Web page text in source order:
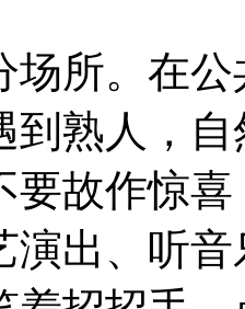
场所。在
到熟人，
要故作惊
演出、听